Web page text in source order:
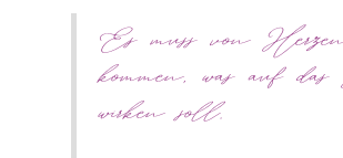
Es muss von
kommen, was auf
wirken soll.